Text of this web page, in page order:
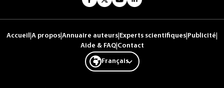
Accueil A propos Annuaire auteurs Experts scientifiques Publicité
Aide & FAQ| Contact
Français